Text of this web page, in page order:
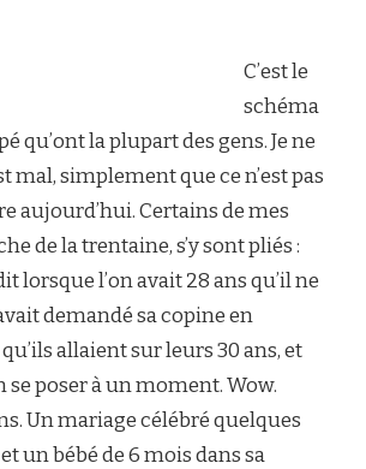
C’est le
schéma
qu’ont la plupart des gens. Je ne
mal, simplement que ce n’est pas
aujourd’hui. Certains de mes
de la trentaine, s’y sont pliés :
lorsque l’on avait 28 ans qu’il ne
demandé sa copine en
allaient sur leurs 30 ans, et
se poser à un moment. Wow.
Un mariage célébré quelques
un bébé de 6 mois dans sa